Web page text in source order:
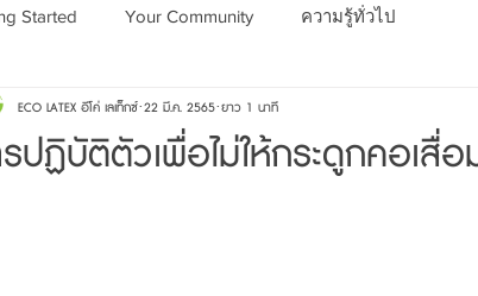
Started Your Community ความรู้ทั่วไป
ปฏิบัติตัวเพื่อไม่ให้กระดูกคอเสื่อ
ECO LATEX อีโค่ เลเท็กซ์ 22 มี.ค. 2565 ยาว 1 นาที